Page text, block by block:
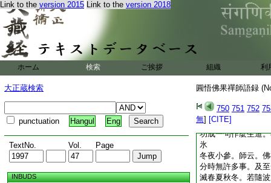
Link to the version 2015 Link to the version 2018
ホーム 検索 ご挨拶 組織 利
大正蔵検索
punctuation Hangul Eng
TextNo. Vol. Page
INBUDS
圓悟佛果禪師語録
750 751 752
無] [CITE]
村後不迭店。進云
云。切忌虚空裏
云。作麼生是爾著
相。於上無佛祖可
拘。淨裸裸絶承當
揚之不清。撥之不
法。頭上孤危不立
什麼長期百二十中
功成一句作麼生道
氷
冬夜小參。師云。
分時無許多事。及
滅春夏秋冬。若隨